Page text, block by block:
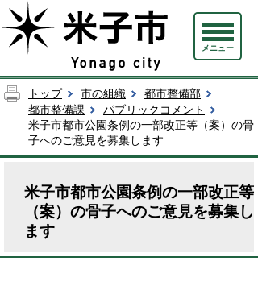
メニュー
トップ 市の組織
都市整備部
都市整備課
パブリックコメント
米子市都市公園条例の一部改正等（案）の骨
子へのご意見を募集します
米子市都市公園条例の一部改正等
（案）の骨子へのご意見を募集し
ます